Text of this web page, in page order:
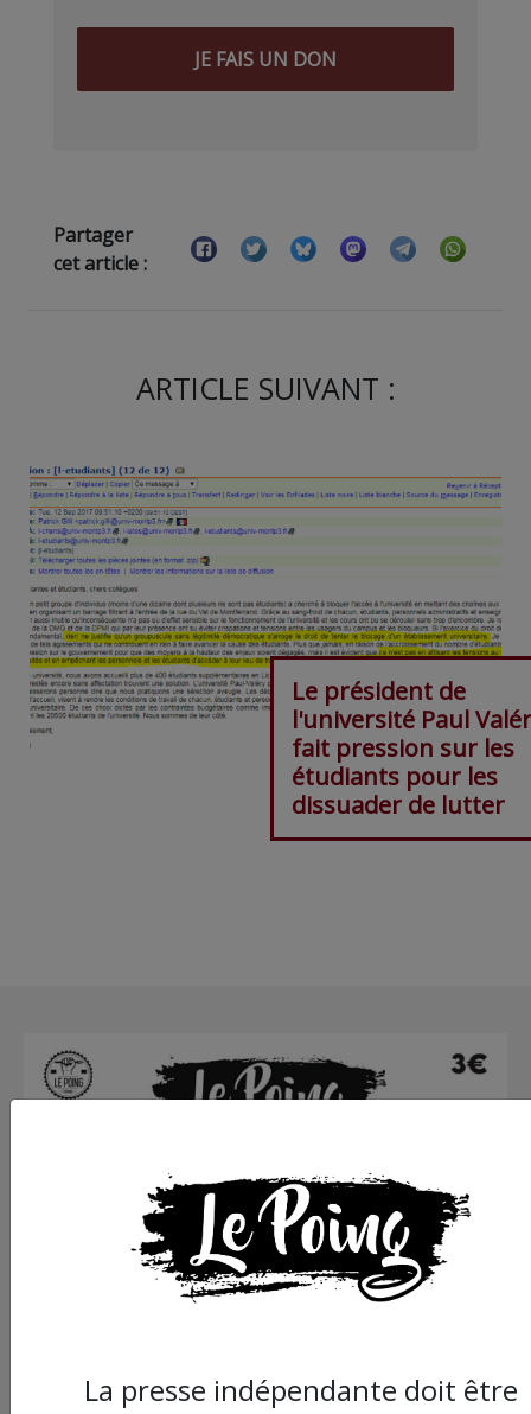
JE FAIS UN DON
Partager
cet article :
ARTICLE SUIVANT :
Le président de
l'université Paul
fait pression sur les
étudiants pour les
dissuader de lutter
La presse indépendante doit être